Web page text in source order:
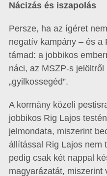
Nácizás és iszapolás
Persze, ha az ígéret
negatív kampány – és a
támad: a jobbikos
náci, az MSZP-s
„gyilkossegéd”.
A kormány közeli
jobbikos Rig Lajos
jelmondata, miszerint
állítással Rig Lajos nem
pedig csak két nappal
magyarázatát, miszerint